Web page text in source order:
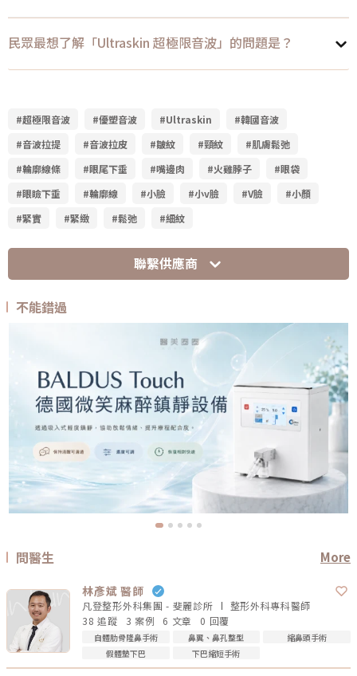
民眾最想了解「Ultraskin 超極限音波」的問題是？
#超極限音波 #優塑音波 #Ultraskin
#韓國音波
#音波拉提
#音波拉皮 #皺紋 #頸紋
#肌膚鬆弛
#輪廓線條
#眼尾下垂 #嘴邊肉 #火雞脖子
#眼袋
#眼瞼下垂
#輪廓線 #小臉 #小v臉 #V臉
#小顏
#緊實
#緊緻 #鬆弛 #細紋
聯繫供應商
不能錯過
問醫生 More
林彥斌 醫師
凡登整形外科集團 - 斐麗診所 整形外科專科醫師
38 追蹤
3 案例 6 文章 0 回覆
自體肋骨隆鼻手術 鼻翼、鼻孔整型
縮鼻頭手術
假體墊下巴
下巴縮短手術